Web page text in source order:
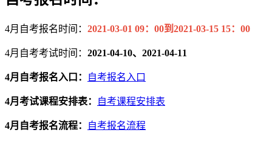
4月自考报名时间： 2021-03-01 09：00到2021-03-15 15：00
4月自考考试时间： 2021-04-10、2021-04-11
4月自考报名入口： 自考报名入口
4月考试课程安排表： 自考课程安排表
4月自考报名流程： 自考报名流程